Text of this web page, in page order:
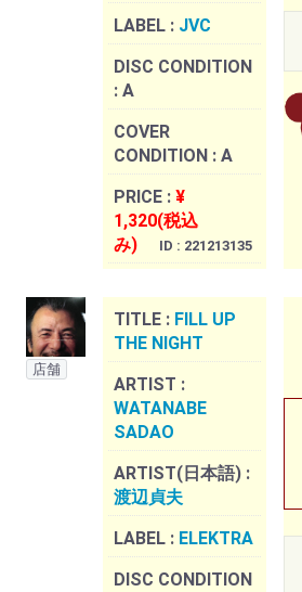
LABEL : JVC
DISC CONDITION
: A
COVER
CONDITION : A
PRICE : ¥
1,320(税込
み)
ID : 221213135
店舗
TITLE : FILL UP
THE NIGHT
ARTIST :
WATANABE
SADAO
ARTIST(日本語) :
渡辺貞夫
LABEL : ELEKTRA
DISC CONDITION